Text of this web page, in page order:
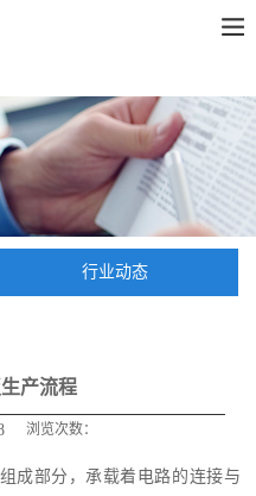
行业动态
产流程
浏览次数：
成部分，承载着电路的连接与